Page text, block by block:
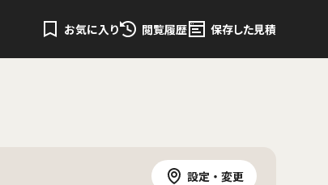
お気に入り 閲覧履歴 保存した見積
設定・変更